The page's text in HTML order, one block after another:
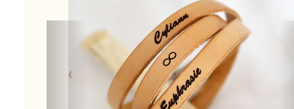
Previous